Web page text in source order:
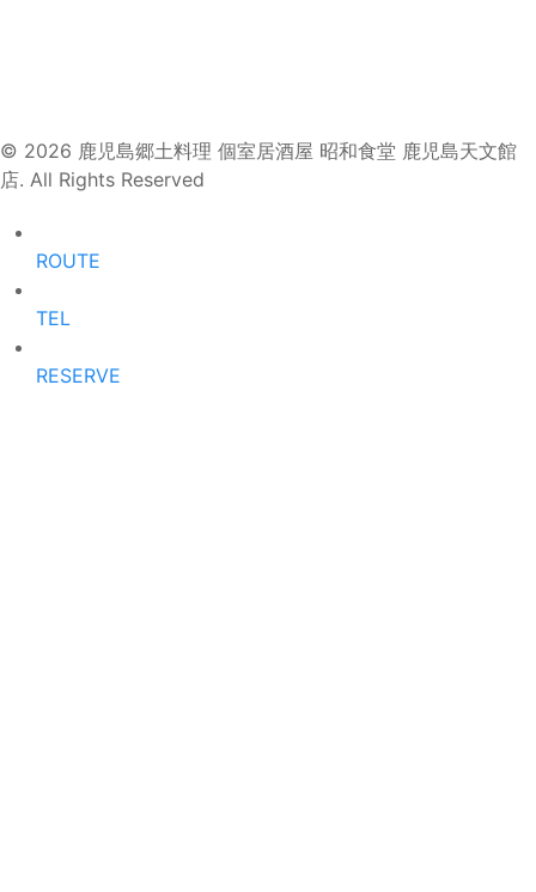
© 2026 鹿児島郷土料理 個室居酒屋 昭和食堂 鹿児島天文館
店. All Rights Reserved
ROUTE
TEL
RESERVE